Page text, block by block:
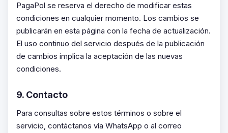
PagaPol se reserva el derecho de modificar estas
condiciones en cualquier momento. Los cambios se
publicarán en esta página con la fecha de actualización.
El uso continuo del servicio después de la publicación
de cambios implica la aceptación de las nuevas
condiciones.
9. Contacto
Para consultas sobre estos términos o sobre el
servicio, contáctanos vía WhatsApp o al correo